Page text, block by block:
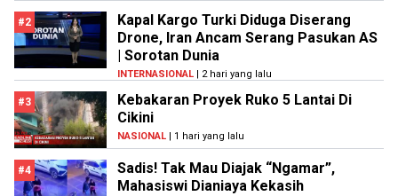
#2
Kapal Kargo Turki Diduga Diserang
Drone, Iran Ancam Serang Pasukan AS
| Sorotan Dunia
INTERNASIONAL | 2 hari yang lalu
#3
Kebakaran Proyek Ruko 5 Lantai Di
Cikini
NASIONAL | 1 hari yang lalu
#4
Sadis! Tak Mau Diajak “Ngamar”,
Mahasiswi Dianiaya Kekasih